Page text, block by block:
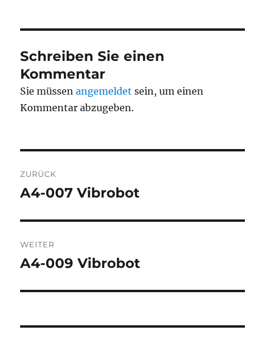
Schreiben Sie einen
Kommentar
Sie müssenangemeldet sein, um einen
Kommentar abzugeben.
ZURÜCK
Vorheriger
A4-007 Vibrobot
WEITER
Nächster
A4-009 Vibrobot